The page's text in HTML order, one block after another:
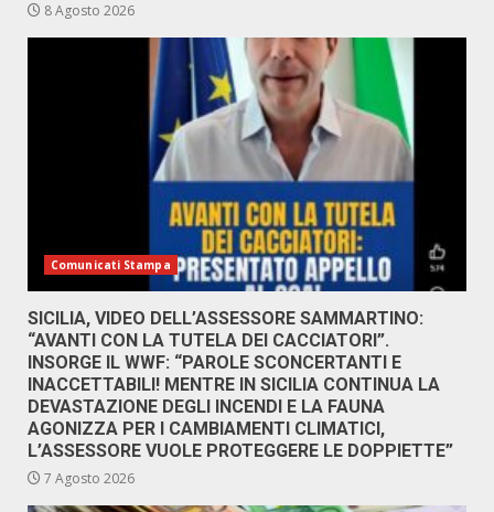
8 Agosto 2026
Comunicati Stampa
SICILIA, VIDEO DELL’ASSESSORE SAMMARTINO:
“AVANTI CON LA TUTELA DEI CACCIATORI”.
INSORGE IL WWF: “PAROLE SCONCERTANTI E
INACCETTABILI! MENTRE IN SICILIA CONTINUA LA
DEVASTAZIONE DEGLI INCENDI E LA FAUNA
AGONIZZA PER I CAMBIAMENTI CLIMATICI,
L’ASSESSORE VUOLE PROTEGGERE LE DOPPIETTE”
7 Agosto 2026